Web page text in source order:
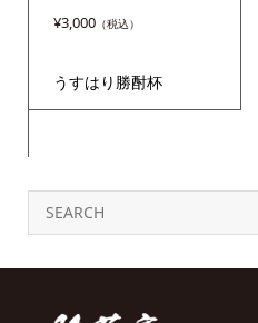
¥3,000
うすはり勝酎杯